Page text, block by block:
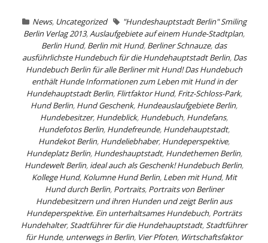
News, Uncategorized
"Hundeshauptstadt Berlin" Smiling
Berlin Verlag 2013,Auslaufgebiete auf einem Hunde-Stadtplan,
Berlin Hund, Berlin mit Hund, Berliner Schnauze, das
ausführlichste Hundebuch für die Hundehauptstadt Berlin, Das
Hundebuch Berlin für alle Berliner mit Hund! Das Hundebuch
enthält Hunde Informationen zum Leben mit Hund in der
Hundehauptstadt Berlin, Flirtfaktor Hund, Fritz-Schloss-Park,
Hund Berlin, Hund Geschenk, Hundeauslaufgebiete Berlin,
Hundebesitzer, Hundeblick, Hundebuch, Hundefans,
Hundefotos Berlin, Hundefreunde, Hundehauptstadt,
Hundekot Berlin, Hundeliebhaber, Hundeperspektive,
Hundeplatz Berlin, Hundeshauptstadt, Hundethemen Berlin,
Hundewelt Berlin, ideal auch als Geschenk! Hundebuch Berlin,
Kollege Hund, Kolumne Hund Berlin, Leben mit Hund, Mit
Hund durch Berlin, Portraits, Portraits von Berliner
Hundebesitzern und ihren Hunden und zeigt Berlin aus
Hundeperspektive. Ein unterhaltsames Hundebuch, Porträts
Hundehalter,Stadtführer für die Hundehauptstadt,Stadtführer
für Hunde, unterwegs in Berlin, Vier Pfoten, Wirtschaftsfaktor